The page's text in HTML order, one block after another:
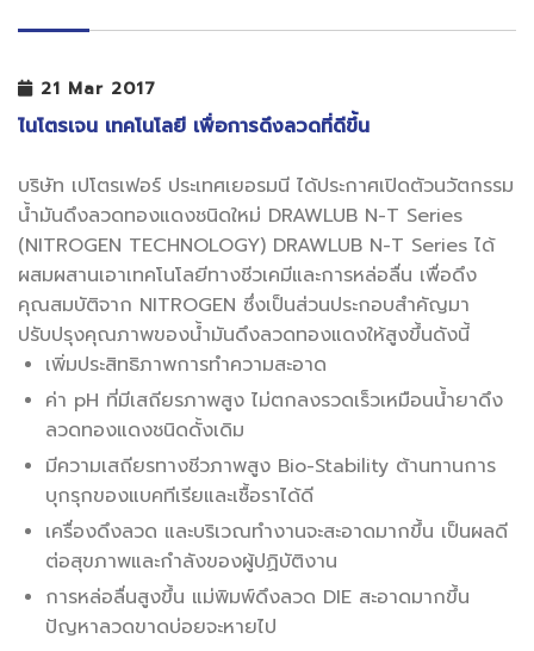
21 Mar 2017
ไนโตรเจน เทคโนโลยี เพื่อการดึงลวดที่ดีขึ้น
บริษัท เปโตรเฟอร์ ประเทศเยอรมนี ได้ประกาศเปิดตัวนวัตกรรม
น้ำมันดึงลวดทองแดงชนิดใหม่ DRAWLUB N-T Series
(NITROGEN TECHNOLOGY) DRAWLUB N-T Series ได้
ผสมผสานเอาเทคโนโลยีทางชีวเคมีและการหล่อลื่น เพื่อดึง
คุณสมบัติจาก NITROGEN ซึ่งเป็นส่วนประกอบสำคัญมา
ปรับปรุงคุณภาพของน้ำมันดึงลวดทองแดงให้สูงขึ้นดังนี้
เพิ่มประสิทธิภาพการทำความสะอาด
ค่า pH ที่มีเสถียรภาพสูง ไม่ตกลงรวดเร็วเหมือนน้ำยาดึง
ลวดทองแดงชนิดดั้งเดิม
มีความเสถียรทางชีวภาพสูง Bio-Stability ต้านทานการ
บุกรุกของแบคทีเรียและเชื้อราได้ดี
เครื่องดึงลวด และบริเวณทำงานจะสะอาดมากขึ้น เป็นผลดี
ต่อสุขภาพและกำลังของผู้ปฏิบัติงาน
การหล่อลื่นสูงขึ้น แม่พิมพ์ดึงลวด DIE สะอาดมากขึ้น
ปัญหาลวดขาดบ่อยจะหายไป